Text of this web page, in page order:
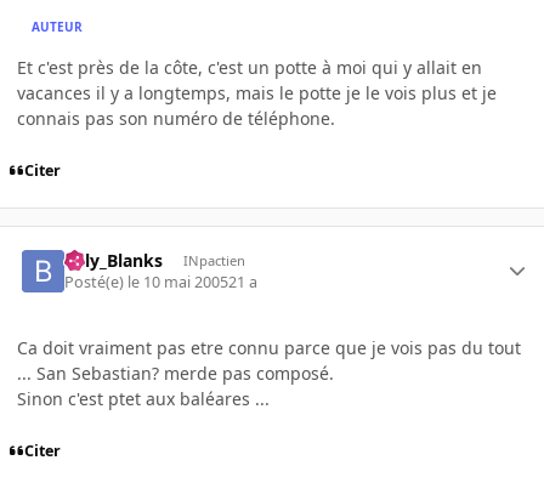
AUTEUR
Et c'est près de la côte, c'est un potte à moi qui y allait en
vacances il y a longtemps, mais le potte je le vois plus et je
connais pas son numéro de téléphone.
Citer
Billy_Blanks INpactien
Posté(e) le 10 mai 200521 a
Ca doit vraiment pas etre connu parce que je vois pas du tout
... San Sebastian? merde pas composé.
Sinon c'est ptet aux baléares ...
Citer